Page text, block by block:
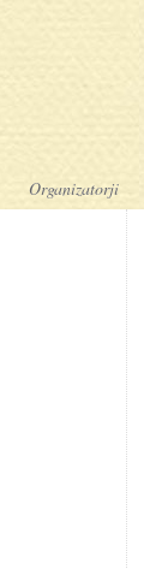
Organizatorji